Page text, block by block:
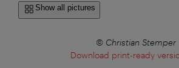
Show all pictures
© Christian Stemper
Download print-ready